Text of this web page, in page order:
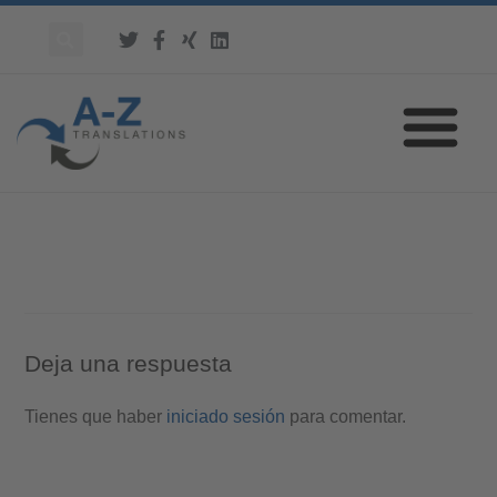
Deja una respuesta
Tienes que haber iniciado sesión para comentar.